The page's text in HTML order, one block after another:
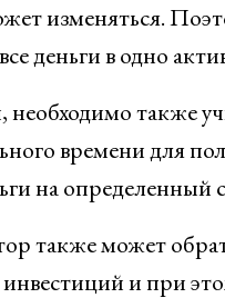
изменяться.
деньги в одно
также
времени для
на определенный
также может
и при